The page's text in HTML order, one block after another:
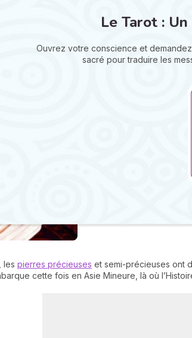
Le Tarot :
Ouvrez votre conscience et
sacré pour traduire les
les pierres précieuses et semi-précieuses ont
cette fois en Asie Mineure, là où